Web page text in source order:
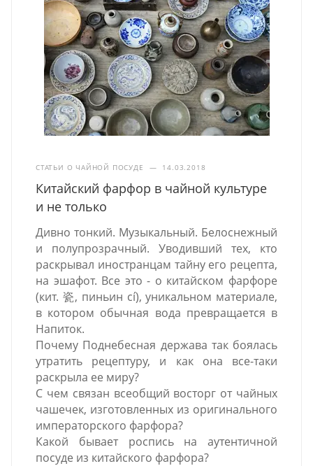
СТАТЬИ О ЧАЙНОЙ ПОСУДЕ — 14.03.2018
Китайский фарфор в чайной культуре
и не только
Дивно тонкий. Музыкальный. Белоснежный
и полупрозрачный. Уводивший тех, кто
раскрывал иностранцам тайну его рецепта,
на эшафот. Все это - о китайском фарфоре
(кит. 瓷, пиньин cí), уникальном материале,
в котором обычная вода превращается в
Напиток.
Почему Поднебесная держава так боялась
утратить рецептуру, и как она все-таки
раскрыла ее миру?
С чем связан всеобщий восторг от чайных
чашечек, изготовленных из оригинального
императорского фарфора?
Какой бывает роспись на аутентичной
посуде из китайского фарфора?